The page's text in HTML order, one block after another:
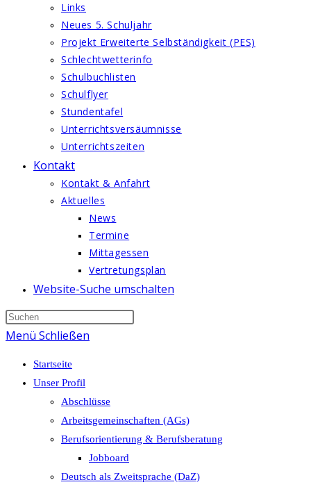
Links
Neues 5. Schuljahr
Projekt Erweiterte Selbständigkeit (PES)
Schlechtwetterinfo
Schulbuchlisten
Schulflyer
Stundentafel
Unterrichtsversäumnisse
Unterrichtszeiten
Kontakt
Kontakt & Anfahrt
Aktuelles
News
Termine
Mittagessen
Vertretungsplan
Website-Suche umschalten
Menü Schließen
Startseite
Unser Profil
Abschlüsse
Arbeitsgemeinschaften (AGs)
Berufsorientierung & Berufsberatung
Jobboard
Deutsch als Zweitsprache (DaZ)